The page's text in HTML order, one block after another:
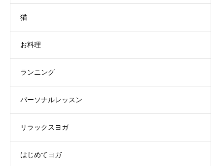
猫
お料理
ランニング
パーソナルレッスン
リラックスヨガ
はじめてヨガ